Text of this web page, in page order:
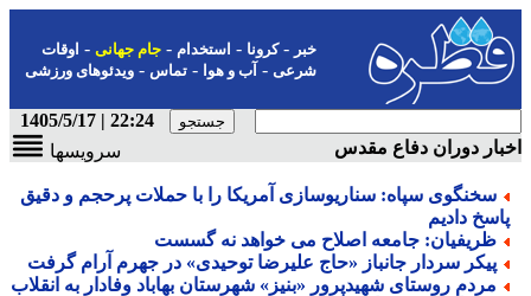
-کرونا-استخدام- جام جهانی-اوقات
شرعی-آب و هوا-تماس-ویدئوهای ورزشی
22:24 | 1405/5/17
دوران دفاع مقدس
سرویسها
سخنگوی سپاه: سناریوسازی آمریکا را با حملات پرحجم و دقیق
دادیم
ظریفیان: جامعه اصلاح می خواهد نه گسست
پیکر سردار جانباز «حاج علیرضا توحیدی» در جهرم آرام گرفت
مردم روستای شهیدپرور «بنیز» شهرستان بهاباد وفادار به انقلاب